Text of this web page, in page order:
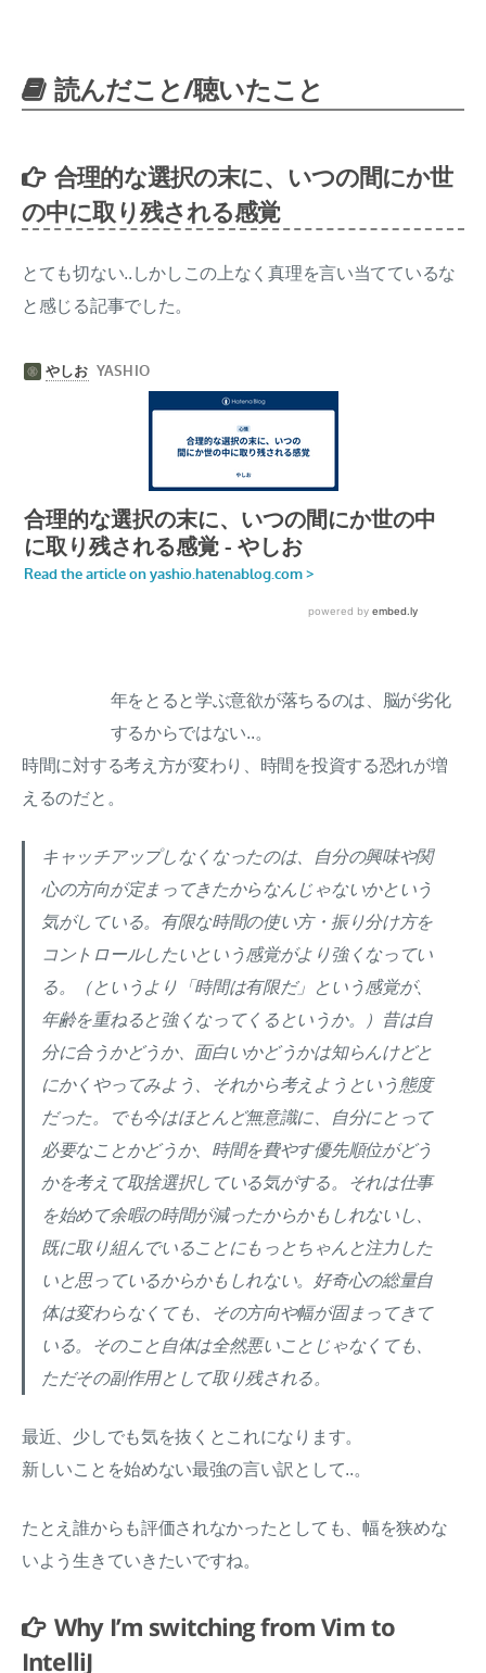
読んだこと/聴いたこと
合理的な選択の末に、いつの間にか世
の中に取り残される感覚
とても切ない..しかしこの上なく真理を言い当てているな
と感じる記事でした。
年をとると学ぶ意欲が落ちるのは、脳が劣化
するからではない..。
時間に対する考え方が変わり、時間を投資する恐れが増
えるのだと。
キャッチアップしなくなったのは、自分の興味や関
心の方向が定まってきたからなんじゃないかという
気がしている。有限な時間の使い方・振り分け方を
コントロールしたいという感覚がより強くなってい
る。（というより「時間は有限だ」という感覚が、
年齢を重ねると強くなってくるというか。）昔は自
分に合うかどうか、面白いかどうかは知らんけどと
にかくやってみよう、それから考えようという態度
だった。でも今はほとんど無意識に、自分にとって
必要なことかどうか、時間を費やす優先順位がどう
かを考えて取捨選択している気がする。それは仕事
を始めて余暇の時間が減ったからかもしれないし、
既に取り組んでいることにもっとちゃんと注力した
いと思っているからかもしれない。好奇心の総量自
体は変わらなくても、その方向や幅が固まってきて
いる。そのこと自体は全然悪いことじゃなくても、
ただその副作用として取り残される。
最近、少しでも気を抜くとこれになります。
新しいことを始めない最強の言い訳として..。
たとえ誰からも評価されなかったとしても、幅を狭めな
いよう生きていきたいですね。
Why I’m switching from Vim to
IntelliJ